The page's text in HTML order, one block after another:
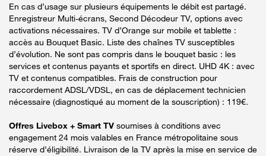
En cas d’usage sur plusieurs équipements le débit est partagé.
Enregistreur Multi-écrans, Second Décodeur TV, options avec
activations nécessaires. TV d’Orange sur mobile et tablette :
accès au Bouquet Basic. Liste des chaînes TV susceptibles
d’évolution. Ne sont pas compris dans le bouquet basic : les
services et contenus payants et sportifs en direct. UHD 4K : avec
TV et contenus compatibles. Frais de construction pour
raccordement ADSL/VDSL, en cas de déplacement technicien
nécessaire (diagnostiqué au moment de la souscription) : 119€.
Offres Livebox + Smart TV soumises à conditions avec
engagement 24 mois valables en France métropolitaine sous
réserve d’éligibilité. Livraison de la TV après la mise en service de